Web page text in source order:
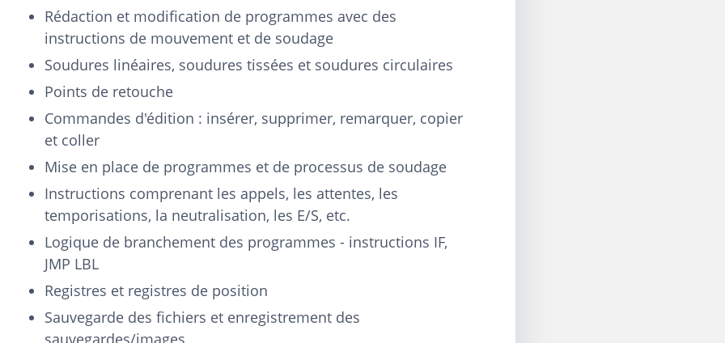
Rédaction et modification de programmes avec des
instructions de mouvement et de soudage
Soudures linéaires, soudures tissées et soudures circulaires
Points de retouche
Commandes d'édition : insérer, supprimer, remarquer, copier
et coller
Mise en place de programmes et de processus de soudage
Instructions comprenant les appels, les attentes, les
temporisations, la neutralisation, les E/S, etc.
Logique de branchement des programmes - instructions IF,
JMP LBL
Registres et registres de position
Sauvegarde des fichiers et enregistrement des
sauvegardes/images